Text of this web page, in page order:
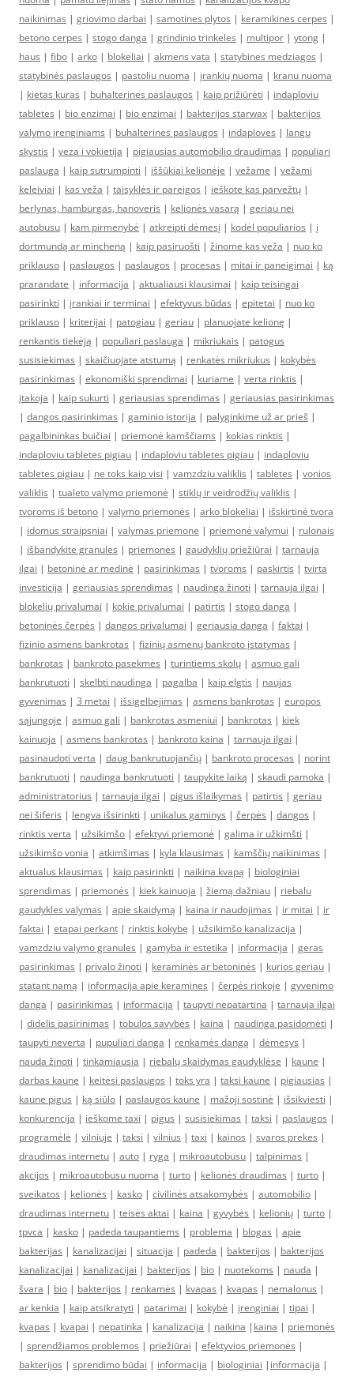
naikinimas | griovimo darbai | samotines plytos | keramikines cerpes |
betono cerpes | stogo danga | grindinio trinkeles | multipor | ytong |
haus | fibo | arko | blokeliai | akmens vata | statybines medziagos |
statybinės paslaugos | pastoliu nuoma | įrankių nuoma | kranu nuoma
| kietas kuras | buhalterines paslaugos | kaip prižiūrėti | indaploviu
tabletes | bio enzimai | bio enzimai | bakterijos starwax | bakterijos
valymo įrenginiams | buhalterines paslaugos | indaploves | langu
skystis | veza i vokietija | pigiausias automobilio draudimas | populiari
paslauga | kaip sutrumpinti | iššūkiai kelionėje | vežame | vežami
keleiviai | kas veža | taisyklės ir pareigos | ieškote kas parvežtų |
berlynas, hamburgas, hanoveris | kelionės vasarą | geriau nei
autobusu | kam pirmenybė | atkreipti dėmesį | kodėl populiarios | į
dortmundą ar mincheną | kaip pasiruošti | žinome kas veža | nuo ko
priklauso | paslaugos | paslaugos | procesas | mitai ir paneigimai | ką
prarandate | informacija | aktualiausi klausimai | kaip teisingai
pasirinkti | įrankiai ir terminai | efektyvus būdas | epitetai | nuo ko
priklauso | kriterijai | patogiau | geriau | planuojate kelionę |
renkantis tiekėją | populiari paslauga | mikriukais | patogus
susisiekimas | skaičiuojate atstumą | renkatės mikriukus | kokybės
pasirinkimas | ekonomiški sprendimai | kuriame | verta rinktis |
įtakoja | kaip sukurti | geriausias sprendimas | geriausias pasirinkimas
| dangos pasirinkimas | gaminio istorija | palyginkime už ar prieš |
pagalbininkas buičiai | priemonė kamščiams | kokias rinktis |
indaploviu tabletes pigiau | indaploviu tabletes pigiau | indaploviu
tabletes pigiau | ne toks kaip visi | vamzdziu valiklis | tabletes | vonios
valiklis | tualeto valymo priemonė | stiklų ir veidrodžių valiklis |
tvoroms iš betono | valymo priemonės | arko blokeliai | išskirtinė tvora
| idomus straipsniai | valymas priemone | priemonė valymui | rulonais
| išbandykite granules | priemonės | gaudyklių priežiūrai | tarnauja
ilgai | betoninė ar medinė | pasirinkimas | tvoroms | paskirtis | tvirta
investicija | geriausias sprendimas | naudinga žinoti | tarnauja ilgai |
blokelių privalumai | kokie privalumai | patirtis | stogo danga |
betoninės čerpės | dangos privalumai | geriausia danga | faktai |
fizinio asmens bankrotas | fizinių asmenų bankroto įstatymas |
bankrotas | bankroto pasekmės | turintiems skolų | asmuo gali
bankrutuoti | skelbti naudinga | pagalba | kaip elgtis | naujas
gyvenimas | 3 metai | išsigelbėjimas | asmens bankrotas | europos
sąjungoje | asmuo gali | bankrotas asmeniui | bankrotas | kiek
kainuoja | asmens bankrotas | bankroto kaina | tarnauja ilgai |
pasinaudoti verta | daug bankrutuojančių | bankroto procesas | norint
bankrutuoti | naudinga bankrutuoti | taupykite laiką | skaudi pamoka |
administratorius | tarnauja ilgai | pigus išlaikymas | patirtis | geriau
nei šiferis | lengva išsirinkti | unikalus gaminys | čerpės | dangos |
rinktis verta | užsikimšo | efektyvi priemonė | galima ir užkimšti |
užsikimšo vonia | atkimšimas | kyla klausimas | kamščių naikinimas |
aktualus klausimas | kaip pasirinkti | naikina kvapą | biologiniai
sprendimas | priemonės | kiek kainuoja | žiemą dažniau | riebalu
gaudykles valymas | apie skaidymą | kaina ir naudojimas | ir mitai | ir
faktai | etapai perkant | rinktis kokybę | užsikimšo kanalizacija |
vamzdziu valymo granules | gamyba ir estetika | informacija | geras
pasirinkimas | privalo žinoti | keraminės ar betoninės | kurios geriau |
statant namą | informacija apie keramines | čerpės rinkoje | gyvenimo
danga | pasirinkimas | informacija | taupyti nepatartina | tarnauja ilgai
| didelis pasirinimas | tobulos savybės | kaina | naudinga pasidomėti |
taupyti neverta | pupuliari danga | renkamės dangą | dėmesys |
nauda žinoti | tinkamiausia | riebalų skaidymas gaudyklėse | kaune |
darbas kaune | keitėsi paslaugos | toks yra | taksi kaune | pigiausias |
kaune pigus | ką siūlo | paslaugos kaune | mažoji sostinė | išsikviesti |
konkurencija | ieškome taxi | pigus | susisiekimas | taksi | paslaugos |
programėlė | vilniuje | taksi | vilnius | taxi | kainos | svaros prekes |
draudimas internetu | auto | ryga | mikroautobusu | talpinimas |
akcijos | mikroautobusu nuoma | turto | kelionės draudimas | turto |
sveikatos | kelionės | kasko | civilinės atsakomybės | automobilio |
draudimas internetu | teisės aktai | kaina | gyvybės | kelionių | turto |
tpvca | kasko | padeda taupantiems | problema | blogas | apie
bakterijas | kanalizacijai | situacija | padeda | bakterijos | bakterijos
kanalizacijai | kanalizacijai | bakterijos | bio | nuotekoms | nauda |
švara | bio | bakterijos | renkamės | kvapas | kvapas | nemalonus |
ar kenkia | kaip atsikratyti | patarimai | kokybė | įrenginiai | tipai |
kvapas | kvapai | nepatinka | kanalizacija | naikina | kaina | priemonės
| sprendžiamos problemos | priežiūrai | efektyvios priemonės |
bakterijos | sprendimo būdai | informacija | biologiniai | informacija |